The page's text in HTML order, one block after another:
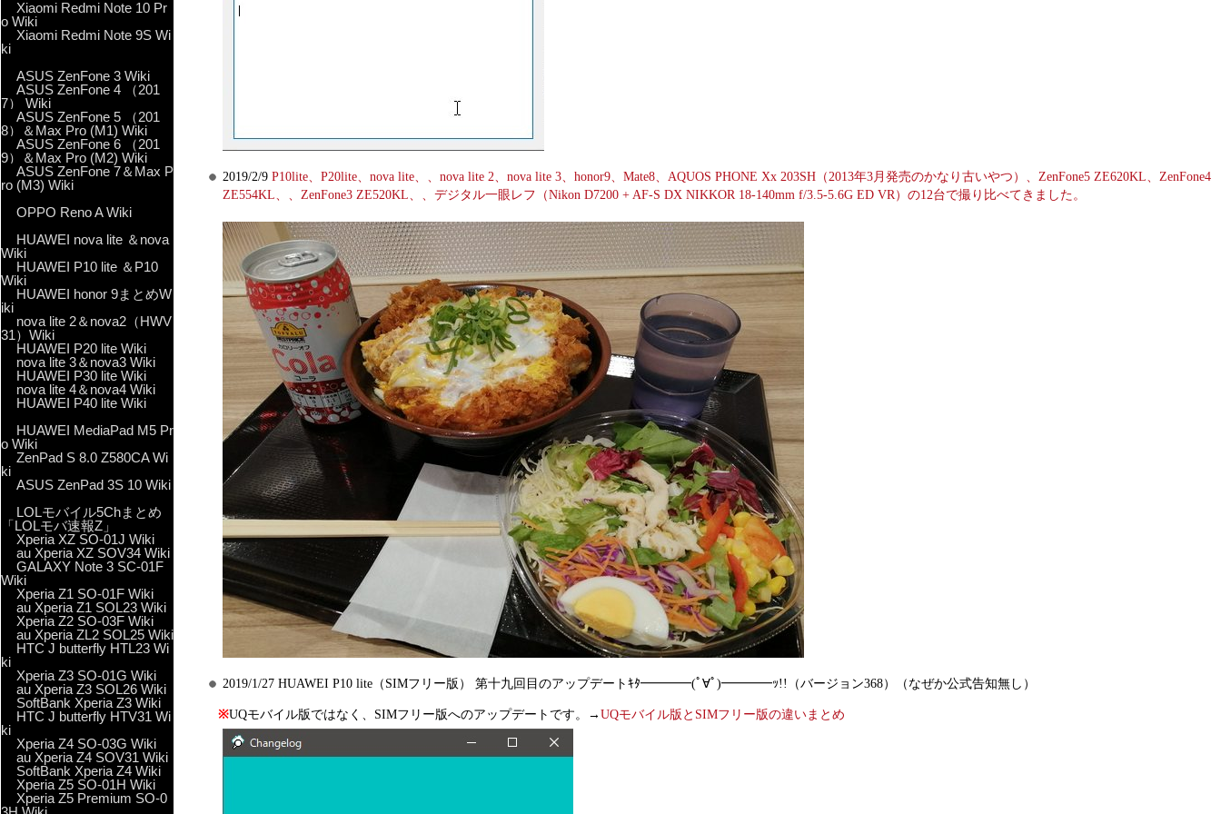
2019/2/9 P10lite、P20lite、nova lite、、nova lite 2、nova lite 3、honor9、Mate8、AQUOS PHONE Xx 203SH（2013年3月発売のかなり古いやつ）、ZenFone5 ZE620KL、ZenFone4
ZE554KL、、ZenFone3 ZE520KL、、デジタル一眼レフ（Nikon D7200 + AF-S DX NIKKOR 18-140mm f/3.5-5.6G ED VR）の12台で撮り比べてきました。
2019/1/27 HUAWEI P10 lite（SIMフリー版） 第十九回目のアップデートｷﾀ━━━━(ﾟ∀ﾟ)━━━━ｯ!!（バージョン368）（なぜか公式告知無し）
※UQモバイル版ではなく、SIMフリー版へのアップデートです。→ UQモバイル版とSIMフリー版の違いまとめ
Xiaomi Redmi Note 10 Pr
o Wiki
Xiaomi Redmi Note 9S Wi
ki
ASUS ZenFone 3 Wiki
ASUS ZenFone 4 （201
7） Wiki
ASUS ZenFone 5 （201
8）＆Max Pro (M1) Wiki
ASUS ZenFone 6 （201
9）＆Max Pro (M2) Wiki
ASUS ZenFone 7＆Max P
ro (M3) Wiki
OPPO Reno A Wiki
HUAWEI nova lite ＆nova
Wiki
HUAWEI P10 lite ＆P10
Wiki
HUAWEI honor 9まとめW
iki
nova lite 2＆nova2（HWV
31）Wiki
HUAWEI P20 lite Wiki
nova lite 3＆nova3 Wiki
HUAWEI P30 lite Wiki
nova lite 4＆nova4 Wiki
HUAWEI P40 lite Wiki
HUAWEI MediaPad M5 Pr
o Wiki
ZenPad S 8.0 Z580CA Wi
ki
ASUS ZenPad 3S 10 Wiki
LOLモバイル5Chまとめ
「LOLモバ速報Z」
Xperia XZ SO-01J Wiki
au Xperia XZ SOV34 Wiki
GALAXY Note 3 SC-01F
Wiki
Xperia Z1 SO-01F Wiki
au Xperia Z1 SOL23 Wiki
Xperia Z2 SO-03F Wiki
au Xperia ZL2 SOL25 Wiki
HTC J butterfly HTL23 Wi
ki
Xperia Z3 SO-01G Wiki
au Xperia Z3 SOL26 Wiki
SoftBank Xperia Z3 Wiki
HTC J butterfly HTV31 Wi
ki
Xperia Z4 SO-03G Wiki
au Xperia Z4 SOV31 Wiki
SoftBank Xperia Z4 Wiki
Xperia Z5 SO-01H Wiki
Xperia Z5 Premium SO-0